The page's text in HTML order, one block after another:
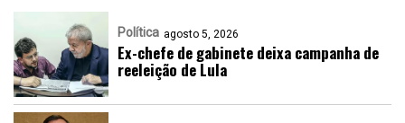
Política agosto 5, 2026
Ex-chefe de gabinete deixa campanha de
reeleição de Lula